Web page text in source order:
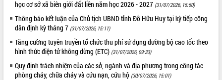
học cơ sở xã biên giới đất liền năm học 2026 - 2027 (31/07/2026, 15:50)
Thông báo kết luận của Chủ tịch UBND tỉnh Đỗ Hữu Huy tại kỳ tiếp công
dân định kỳ tháng 7 (31/07/2026, 15:11)
Tăng cường tuyên truyền tổ chức thu phí sử dụng đường bộ cao tốc theo
hình thức điện tử không dừng (ETC) (31/07/2026, 09:33)
Quy định trách nhiệm của các sở, ngành và địa phương trong công tác
phòng cháy, chữa cháy và cứu nạn, cứu hộ (30/07/2026, 15:01)